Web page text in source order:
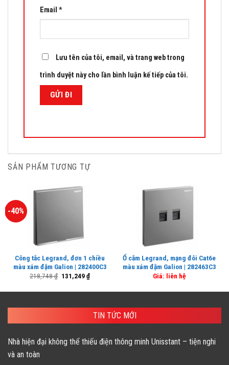
Email *
Lưu tên của tôi, email, và trang web trong
trình duyệt này cho lần bình luận kế tiếp của tôi.
SẢN PHẨM TƯƠNG TỰ
-40%
Công tắc Legrand, đơn 1 chiều
màu xám đậm Galion | 282400C3
218,748₫ Giá
131,249₫Giá
Ổ cắm Legrand, mạng đôi Cat6e
màu xám đậm Galion | 282463C3
Giá: liên hệ
TIN TỨC MỚI
Nhà hiện đại không thể thiếu điện thông minh Unisstant – tiện nghi
và an toàn